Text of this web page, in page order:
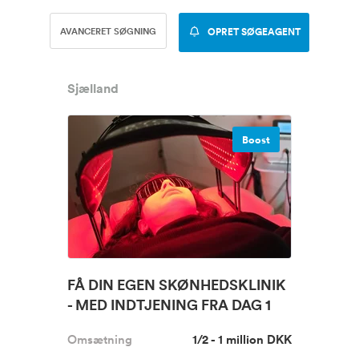
AVANCERET SØGNING OPRET SØGEAGENT
Sjælland
Boost
FÅ DIN EGEN SKØNHEDSKLINIK
- MED INDTJENING FRA DAG 1
Omsætning
1/2 - 1 million DKK